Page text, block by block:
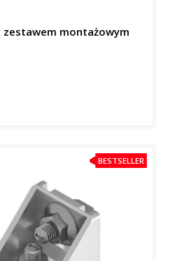
zestawem montażowym
BESTSELLER